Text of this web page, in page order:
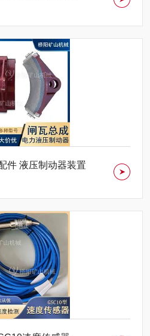
件 液压制动器装置